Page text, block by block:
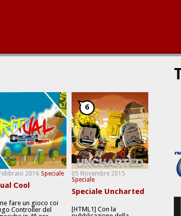
2016 Speciale
Cool
fare un gioco coi
Controller del
05 Novembre 2015
Speciale
6
Speciale Uncharted
[HTML1] Con la